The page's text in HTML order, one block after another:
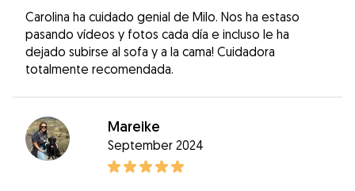
Carolina ha cuidado genial de Milo. Nos ha estaso
pasando vídeos y fotos cada día e incluso le ha
dejado subirse al sofa y a la cama! Cuidadora
totalmente recomendada.
Mareike
September 2024